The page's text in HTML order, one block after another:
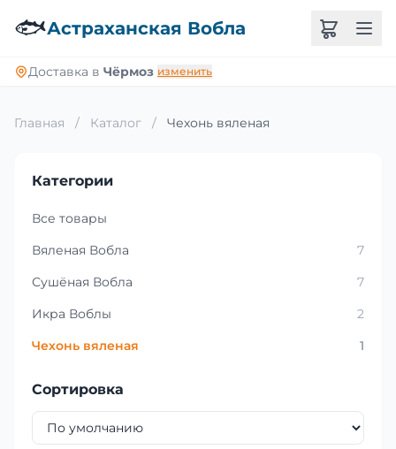
🐟Астраханская Вобла
Доставка в Чёрмоз изменить
Главная / Каталог / Чехонь вяленая
Категории
Все товары
Вяленая Вобла
7
Сушёная Вобла
7
Икра Воблы
2
Чехонь вяленая
1
Сортировка